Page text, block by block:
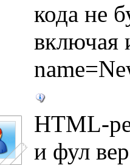
кода не
включая
HTML-
и фул